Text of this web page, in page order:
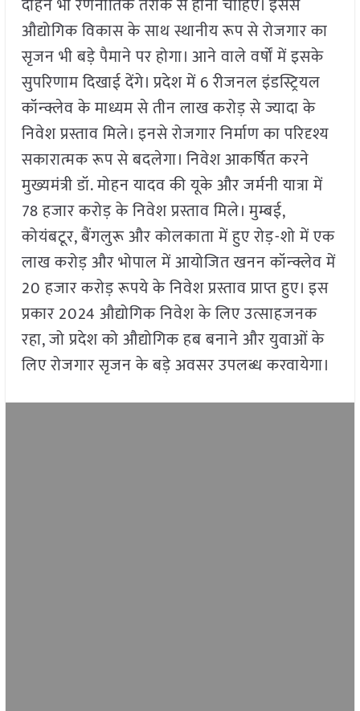
दोहन भी रणनीतिक तरीके से होना चाहिए। इससे
औद्योगिक विकास के साथ स्थानीय रूप से रोजगार का
सृजन भी बड़े पैमाने पर होगा। आने वाले वर्षों में इसके
सुपरिणाम दिखाई देंगे। प्रदेश में 6 रीजनल इंडस्ट्रियल
कॉन्क्लेव के माध्यम से तीन लाख करोड़ से ज्यादा के
निवेश प्रस्ताव मिले। इनसे रोजगार निर्माण का परिदृश्य
सकारात्मक रूप से बदलेगा। निवेश आकर्षित करने
मुख्यमंत्री डॉ. मोहन यादव की यूके और जर्मनी यात्रा में
78 हजार करोड़ के निवेश प्रस्ताव मिले। मुम्बई,
कोयंबटूर, बैंगलुरू और कोलकाता में हुए रोड़-शो में एक
लाख करोड़ और भोपाल में आयोजित खनन कॉन्क्लेव में
20 हजार करोड़ रूपये के निवेश प्रस्ताव प्राप्त हुए। इस
प्रकार 2024 औद्योगिक निवेश के लिए उत्साहजनक
रहा, जो प्रदेश को औद्योगिक हब बनाने और युवाओं के
लिए रोजगार सृजन के बड़े अवसर उपलब्ध करवायेगा।